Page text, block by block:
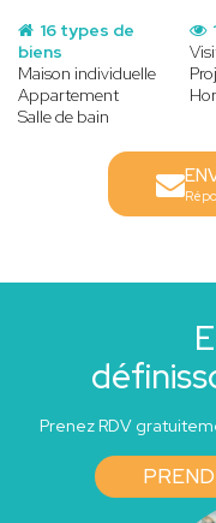
16 types de
biens
Maison individuelle
Appartement
Salle de bain
Prenez RDV